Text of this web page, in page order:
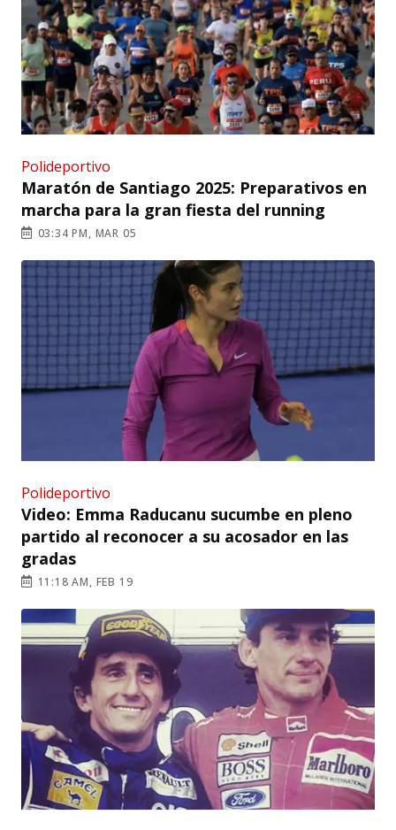
Polideportivo
Maratón de Santiago 2025: Preparativos en
marcha para la gran fiesta del running
03:34 PM, MAR 05
Polideportivo
Video: Emma Raducanu sucumbe en pleno
partido al reconocer a su acosador en las
gradas
11:18 AM, FEB 19